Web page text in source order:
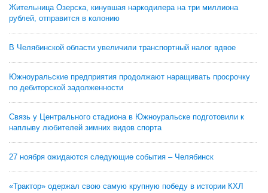
Жительница Озерска, кинувшая наркодилера на три миллиона
рублей, отправится в колонию
В Челябинской области увеличили транспортный налог вдвое
Южноуральские предприятия продолжают наращивать просрочку
по дебиторской задолженности
Связь у Центрального стадиона в Южноуральске подготовили к
наплыву любителей зимних видов спорта
27 ноября ожидаются следующие события – Челябинск
«Трактор» одержал свою самую крупную победу в истории КХЛ